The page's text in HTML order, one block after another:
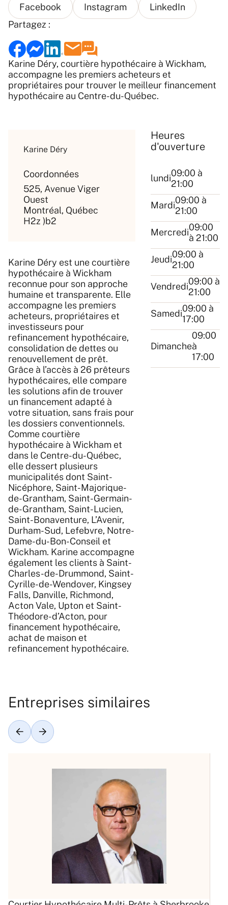
Karine Déry, courtière hypothécaire à Wickham,
accompagne les premiers acheteurs et
propriétaires pour trouver le meilleur financement
hypothécaire au Centre-du-Québec.
Partagez :
Karine Déry
Coordonnées
525, Avenue Viger
Ouest
Montréal, Québec
H2z )b2
Karine Déry est une courtière
hypothécaire à Wickham
reconnue pour son approche
humaine et transparente. Elle
accompagne les premiers
acheteurs, propriétaires et
investisseurs pour
refinancement hypothécaire,
consolidation de dettes ou
renouvellement de prêt.
Grâce à l’accès à 26 prêteurs
hypothécaires, elle compare
les solutions afin de trouver
un financement adapté à
votre situation, sans frais pour
les dossiers conventionnels.
Comme courtière
hypothécaire à Wickham et
dans le Centre-du-Québec,
elle dessert plusieurs
municipalités dont Saint-
Nicéphore, Saint-Majorique-
de-Grantham, Saint-Germain-
de-Grantham, Saint-Lucien,
Saint-Bonaventure, L’Avenir,
Durham-Sud, Lefebvre, Notre-
Dame-du-Bon-Conseil et
Wickham. Karine accompagne
également les clients à Saint-
Charles-de-Drummond, Saint-
Cyrille-de-Wendover, Kingsey
Falls, Danville, Richmond,
Acton Vale, Upton et Saint-
Théodore-d’Acton, pour
financement hypothécaire,
achat de maison et
refinancement hypothécaire.
Heures
d'ouverture
lundi09:00 à
21:00
Mardi09:00 à
21:00
Mercredi09:00
à 21:00
Jeudi09:00 à
21:00
Vendredi09:00 à
21:00
Samedi09:00 à
17:00
Dimanche
09:00
à
17:00
Entreprises similaires